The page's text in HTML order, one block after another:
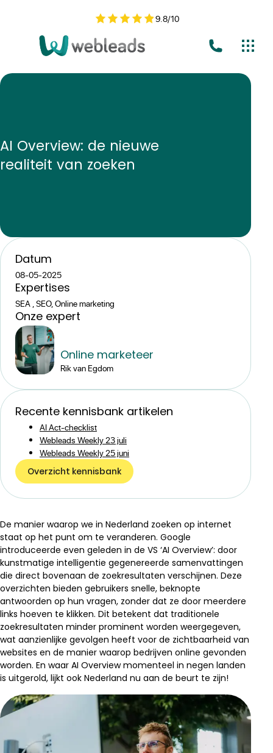
9.8/10
AI Overview: de nieuwe
realiteit van zoeken
De manier waarop we in Nederland zoeken op internet
staat op het punt om te veranderen. Google
introduceerde even geleden in de VS ‘AI Overview’: door
kunstmatige intelligentie gegenereerde samenvattingen
die direct bovenaan de zoekresultaten verschijnen. Deze
overzichten bieden gebruikers snelle, beknopte
antwoorden op hun vragen, zonder dat ze door meerdere
links hoeven te klikken. Dit betekent dat traditionele
zoekresultaten minder prominent worden weergegeven,
wat aanzienlijke gevolgen heeft voor de zichtbaarheid van
websites en de manier waarop bedrijven online gevonden
worden. En waar AI Overview momenteel in negen landen
is uitgerold, lijkt ook Nederland nu aan de beurt te zijn!
Datum
08-05-2025
Expertises
SEA , SEO, Online marketing
Onze expert
Online marketeer
Rik van Egdom
Recente kennisbank artikelen
AI Act-checklist
Webleads Weekly 23 juli
Webleads Weekly 25 juni
Overzicht kennisbank